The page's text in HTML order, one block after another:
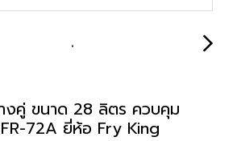
คู่ ขนาด 28 ลิตร ควบคุม
72A ยี่ห้อ Fry King